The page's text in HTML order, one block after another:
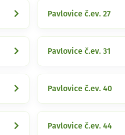
Pavlovice č.ev. 27
Pavlovice č.ev. 31
Pavlovice č.ev. 40
Pavlovice č.ev. 44